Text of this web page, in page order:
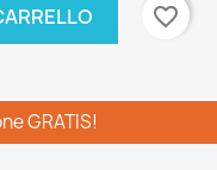
favorite_border
GRATIS!